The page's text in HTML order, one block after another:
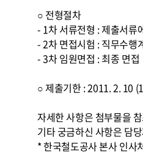
○ 전형절차
- 1차 서류전형 : 제출서류
- 2차 면접시험 : 직무수행
- 3차 임원면접 : 최종 면접
○ 제출기한 : 2011. 2. 10
자세한 사항은 첨부물을
기타 궁금하신 사항은 담
* 한국철도공사 본사 인